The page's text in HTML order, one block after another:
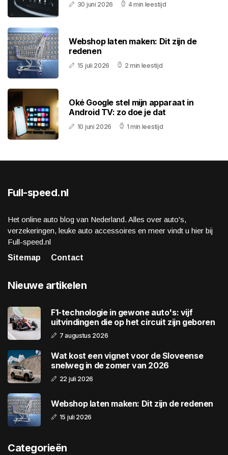
30 juni 2026 4 min leestijd
Webshop laten maken: Dit zijn de
redenen
15 juli 2026 2 min leestijd
Oké Google stel mijn apparaat in
Android TV: zo doe je dat
10 juni 2026 1 min leestijd
Full-speed.nl
Het online auto blog van Nederland. Alles over auto's,
verzekeringen, leuke auto accessoires en meer vindt u hier bij
Full-speed.nl
Sitemap
Contact
Nieuwe artikelen
F1-technologie in gewone auto's: vijf
uitvindingen die op het circuit zijn geboren
7 augustus 2026
Wat kost een vignet voor de Sloveense
snelweg in de zomer van 2026
22 juli 2026
Webshop laten maken: Dit zijn de redenen
15 juli 2026
Categorieën